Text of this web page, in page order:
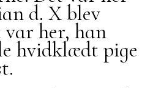
d. X blev
her, han
hvidklædt pige